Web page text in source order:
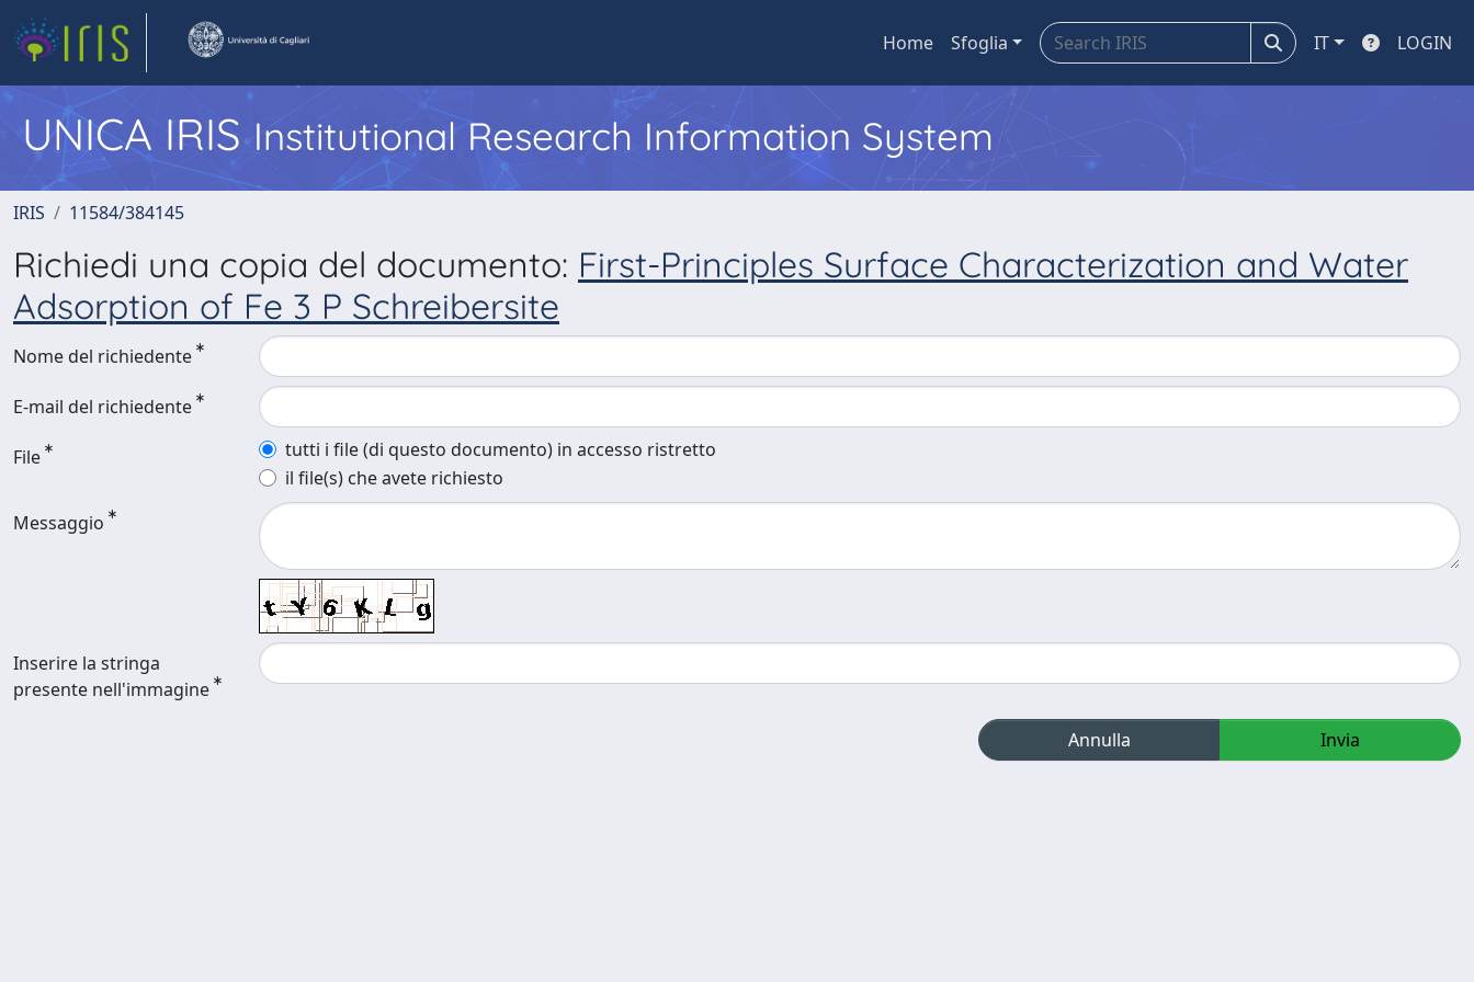
Home Sfoglia IT LOGIN
UNICA IRISInstitutional Research Information System
IRIS 11584/384145
Richiedi una copia del documento: First-Principles Surface Characterization and Water
Adsorption of Fe 3 P Schreibersite
Nome del richiedente
E-mail del richiedente
File
tutti i file (di questo documento) in accesso ristretto
il file(s) che avete richiesto
Messaggio
Inserire la stringa
presente nell'immagine
Annulla Invia